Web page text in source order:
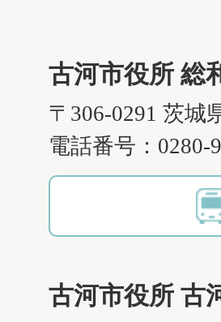
古河市役所 総
〒306-0291 茨城
電話番号：0280-
古河市役所 古